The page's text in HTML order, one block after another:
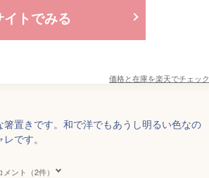
トでみる
価格と在庫を楽天でチェック
置きです。和で洋でもあうし明るい色なの
です。
ント（2件）